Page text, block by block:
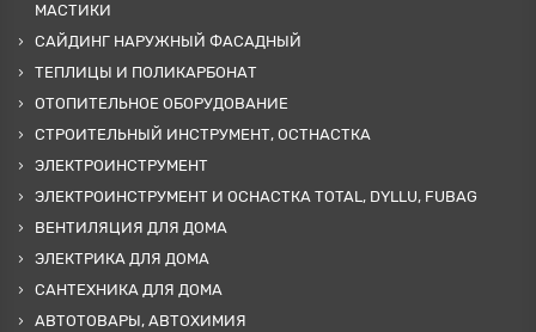
МАСТИКИ
САЙДИНГ НАРУЖНЫЙ ФАСАДНЫЙ
ТЕПЛИЦЫ И ПОЛИКАРБОНАТ
ОТОПИТЕЛЬНОЕ ОБОРУДОВАНИЕ
СТРОИТЕЛЬНЫЙ ИНСТРУМЕНТ, ОСТНАСТКА
ЭЛЕКТРОИНСТРУМЕНТ
ЭЛЕКТРОИНСТРУМЕНТ И ОСНАСТКА TOTAL, DYLLU, FUBAG
ВЕНТИЛЯЦИЯ ДЛЯ ДОМА
ЭЛЕКТРИКА ДЛЯ ДОМА
САНТЕХНИКА ДЛЯ ДОМА
АВТОТОВАРЫ, АВТОХИМИЯ